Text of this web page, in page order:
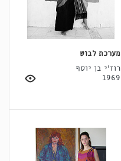
מערכת לבוש
רוז'י בן יוסף
1969